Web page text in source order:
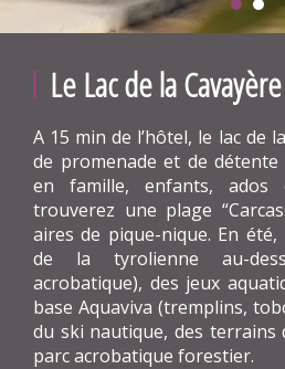
Le Lac de la Cavayère
A 15 min de l’hôtel, le lac de
de promenade et de détente
en famille, enfants,
trouverez une plage
aires de pique-nique. En
de la tyrolienne au-
acrobatique), des jeux
base Aquaviva (tremplins,
du ski nautique, des terrains
parc acrobatique forestier.